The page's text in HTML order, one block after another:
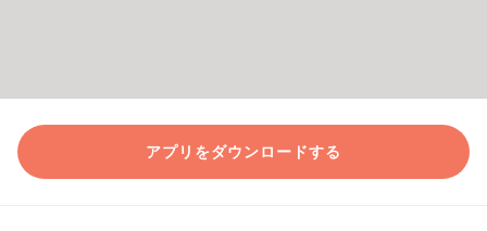
アプリをダウンロードする